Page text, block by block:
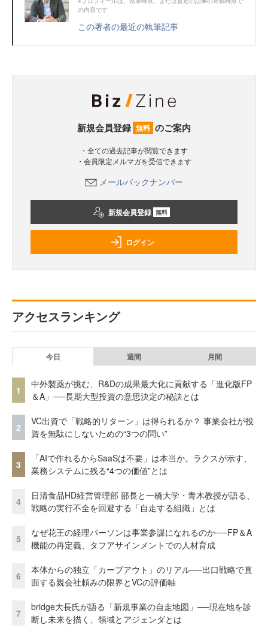
の内容です
この著者の最近の執筆記事
新規会員登録 無料 のご案内
・全ての過去記事が閲覧できます
・会員限定メルマガを受信できます
メールバックナンバー
新規会員登録 無料
ログイン
アクセスランキング
今日 週間 月間
1
中外製薬が挑む、R&Dの成果最大化に貢献する「進化版FP
＆A」──長期大型投資の意思決定の秘訣とは
2
VC出資で「戦略的リターン」は得られるか？ 事業会社が投
資を無駄にしないための“3つの問い”
3
「AIで作れるからSaaSは不要」は本当か。ラクスが示す、
業務システムに残る“4つの価値”とは
4
日清食品HD経営管理部 部長と一橋大学・青木教授が語る、
戦略の実行不全を回避する「自走する組織」とは
5
なぜ花王の経理パーソンは事業参謀になれるのか──FP＆A
機能の再定義、タフアサインメントでの人材育成
6
本体からの独立「カーブアウト」のリアル──出口戦略で直
面する親会社頼みの限界とVCの評価軸
7
bridge大長氏が語る「新規事業の自走地図」──現在地を診
断し未来を描く、領域とアジェンダとは